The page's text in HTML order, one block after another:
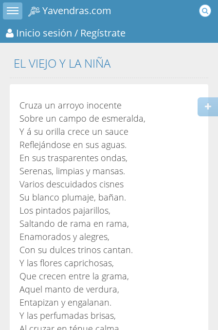
Toggle sidebar
Yavendras.com
Inicio sesión / Regístrate
EL VIEJO Y LA NIÑA
Cruza un arroyo inocente
Sobre un campo de esmeralda,
Y á su orilla crece un sauce
Reflejándose en sus aguas.
En sus trasparentes ondas,
Serenas, limpias y mansas.
Varios descuidados cisnes
Su blanco plumaje, bañan.
Los pintados pajarillos,
Saltando de rama en rama,
Enamorados y alegres,
Con su dulces trinos cantan.
Y las flores caprichosas,
Que crecen entre la grama,
Aquel manto de verdura,
Entapizan y engalanan.
Y las perfumadas brisas,